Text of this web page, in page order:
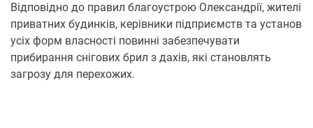
Відповідно до правил благоустрою Олександрії, жителі
приватних будинків, керівники підприємств та установ
усіх форм власності повинні забезпечувати
прибирання снігових брил з дахів, які становлять
загрозу для перехожих.